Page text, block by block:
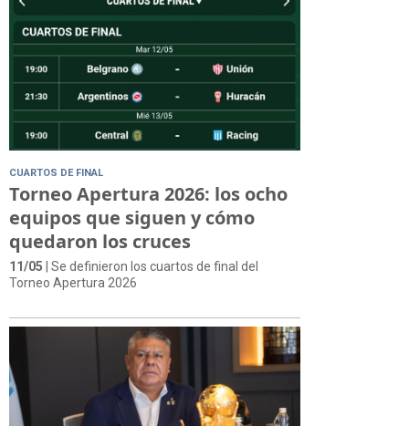
CUARTOS DE FINAL
Torneo Apertura 2026: los ocho
equipos que siguen y cómo
quedaron los cruces
11/05 | Se definieron los cuartos de final del
Torneo Apertura 2026